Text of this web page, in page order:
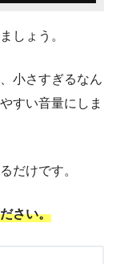
しょう。
小さすぎるなん
すい音量にしま
だけです。
さい。